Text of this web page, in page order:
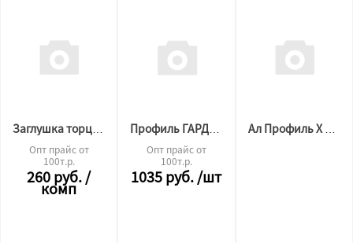
Опт прайс от
100т.р.
260руб./
комп
Опт прайс от
100т.р.
1035руб./шт